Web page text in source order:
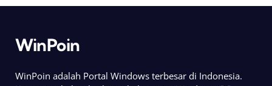
WinPoin
WinPoin adalah Portal Windows terbesar di Indonesia.